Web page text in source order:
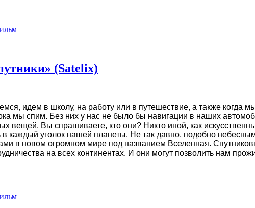
(Satelix)
идем в школу, на работу или в путешествие, а также когда
мы спим. Без них у нас не было бы навигации в наших
вещей. Вы спрашиваете, кто они? Никто иной, как
в каждый уголок нашей планеты. Не так давно, подобно
в новом огромном мире под названием Вселенная.
на всех континентах. И они могут позволить нам